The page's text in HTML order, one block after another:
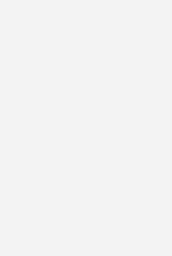
nicht immer, Projekt
hilft das der